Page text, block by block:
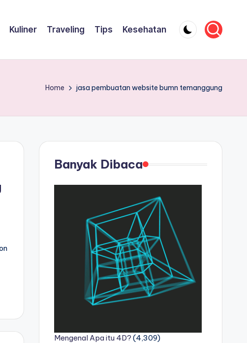
Kuliner Traveling Tips Kesehatan
Home jasa pembuatan website bumn temanggung
Banyak Dibaca
Mengenal Apa itu 4D? (4,309)